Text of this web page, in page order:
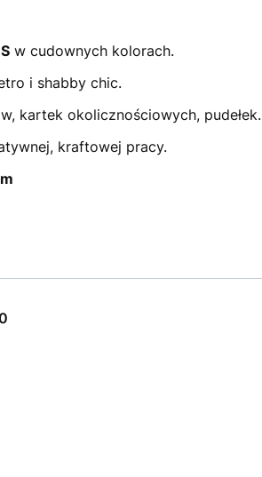
w cudownych kolorach.
i shabby chic.
kartek okolicznościowych, pudełek.
kraftowej pracy.